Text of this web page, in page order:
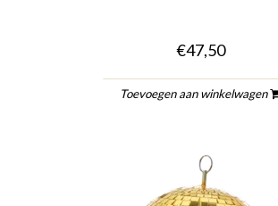
€47,50
Toevoegen aan winkelwagen